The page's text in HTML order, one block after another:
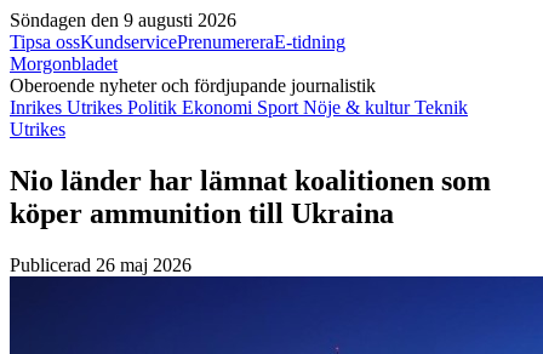
Söndagen den 9 augusti 2026
Tipsa ossKundservicePrenumereraE-tidning
Morgonbladet
Oberoende nyheter och fördjupande journalistik
Inrikes Utrikes Politik Ekonomi Sport Nöje & kulturTeknik
Utrikes
Nio länder har lämnat koalitionen som
köper ammunition till Ukraina
Publicerad 26 maj 2026